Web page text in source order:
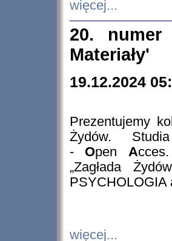
więcej...
20. numer
Materiały'
19.12.2024
Prezentujemy
Żydów.
- Open A
„Zagłada
PSYCHOLOGIA
więcej...